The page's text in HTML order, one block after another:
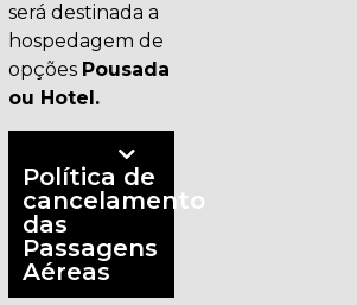
será destinada a
hospedagem de
opções Pousada
ou Hotel.
Política de
cancelamento
das
Passagens
Aéreas